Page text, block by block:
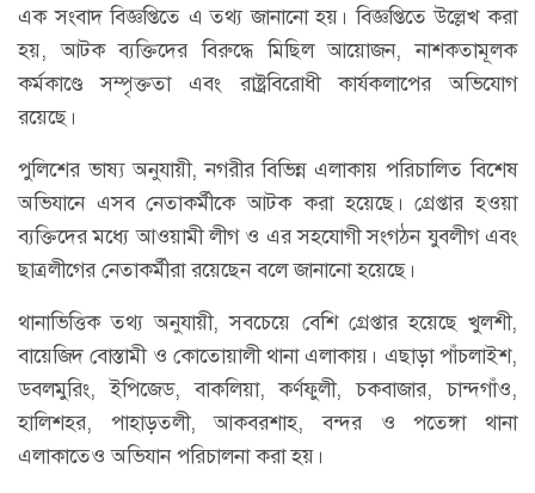
এক সংবাদ বিজ্ঞপ্তিতে এ তথ্য জানানো হয়। বিজ্ঞপ্তিতে উল্লেখ করা
হয়, আটক ব্যক্তিদের বিরুদ্ধে মিছিল আয়োজন, নাশকতামূলক
কর্মকাণ্ডে সম্পৃক্ততা এবং রাষ্ট্রবিরোধী কার্যকলাপের অভিযোগ
রয়েছে।
পুলিশের ভাষ্য অনুযায়ী, নগরীর বিভিন্ন এলাকায় পরিচালিত বিশেষ
অভিযানে এসব নেতাকর্মীকে আটক করা হয়েছে। গ্রেপ্তার হওয়া
ব্যক্তিদের মধ্যে আওয়ামী লীগ ও এর সহযোগী সংগঠন যুবলীগ এবং
ছাত্রলীগের নেতাকর্মীরা রয়েছেন বলে জানানো হয়েছে।
থানাভিত্তিক তথ্য অনুযায়ী, সবচেয়ে বেশি গ্রেপ্তার হয়েছে খুলশী,
বায়েজিদ বোস্তামী ও কোতোয়ালী থানা এলাকায়। এছাড়া পাঁচলাইশ,
ডবলমুরিং, ইপিজেড, বাকলিয়া, কর্ণফুলী, চকবাজার, চান্দগাঁও,
হালিশহর, পাহাড়তলী, আকবরশাহ, বন্দর ও পতেঙ্গা থানা
এলাকাতেও অভিযান পরিচালনা করা হয়।